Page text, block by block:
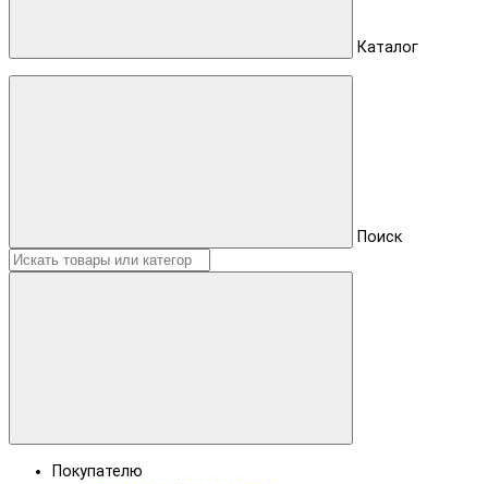
Каталог
Поиск
Покупателю